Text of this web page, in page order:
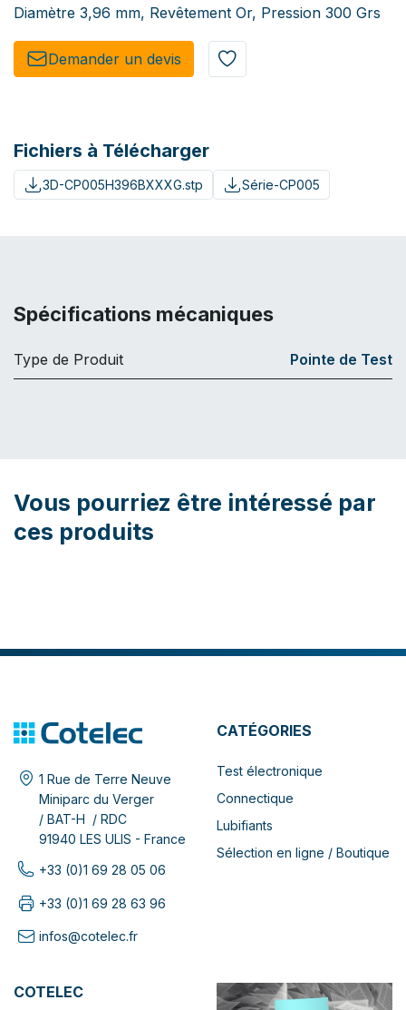
Diamètre 3,96 mm, Revêtement Or, Pression 300 Grs
Demander un de​​vis​​
Fichiers à Télécharger
3D-CP005H396BXXXG.stp Série-CP005
Spécifications mécaniques
Type de Produit Pointe de Test
Vous pourriez être intéressé par
ces produits
1 Rue de Terre Neuve
Miniparc du Verger
/ BAT-H / RDC
91940 LES ULIS - France
+33 (0)1 69 28 05 06
+33 (0)1 69 28 63 96
infos@cotelec.fr
CATÉGORIES
Test électronique
Connectique
Lubifiants
Sélection en ligne / Boutique
COTELEC